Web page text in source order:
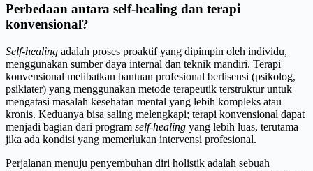
Perbedaan antara self-healing dan terapi
konvensional?
Self-healing adalah proses proaktif yang dipimpin oleh individu,
menggunakan sumber daya internal dan teknik mandiri. Terapi
konvensional melibatkan bantuan profesional berlisensi (psikolog,
psikiater) yang menggunakan metode terapeutik terstruktur untuk
mengatasi masalah kesehatan mental yang lebih kompleks atau
kronis. Keduanya bisa saling melengkapi; terapi konvensional dapat
menjadi bagian dari program self-healing yang lebih luas, terutama
jika ada kondisi yang memerlukan intervensi profesional.
Perjalanan menuju penyembuhan diri holistik adalah sebuah